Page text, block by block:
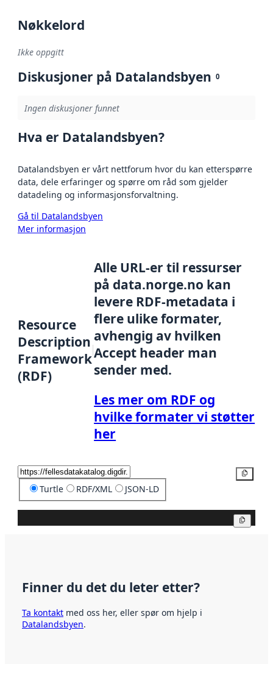
Nøkkelord
Ikke oppgitt
Diskusjoner på Datalandsbyen 0
Ingen diskusjoner funnet
Hva er Datalandsbyen?
Datalandsbyen er vårt nettforum hvor du kan etterspørre
data, dele erfaringer og spørre om råd som gjelder
datadeling og informasjonsforvaltning.
Gå til Datalandsbyen
Mer informasjon
Resource
Description
Framework
(RDF)
Alle URL-er til ressurser
på data.norge.no kan
levere RDF-metadata i
flere ulike formater,
avhengig av hvilken
Accept header man
sender med.
Les mer om RDF og
hvilke formater vi støtter
her
Turtle RDF/XML JSON-LD
Finner du det du leter etter?
Ta kontakt med oss her, eller spør om hjelp i
Datalandsbyen.